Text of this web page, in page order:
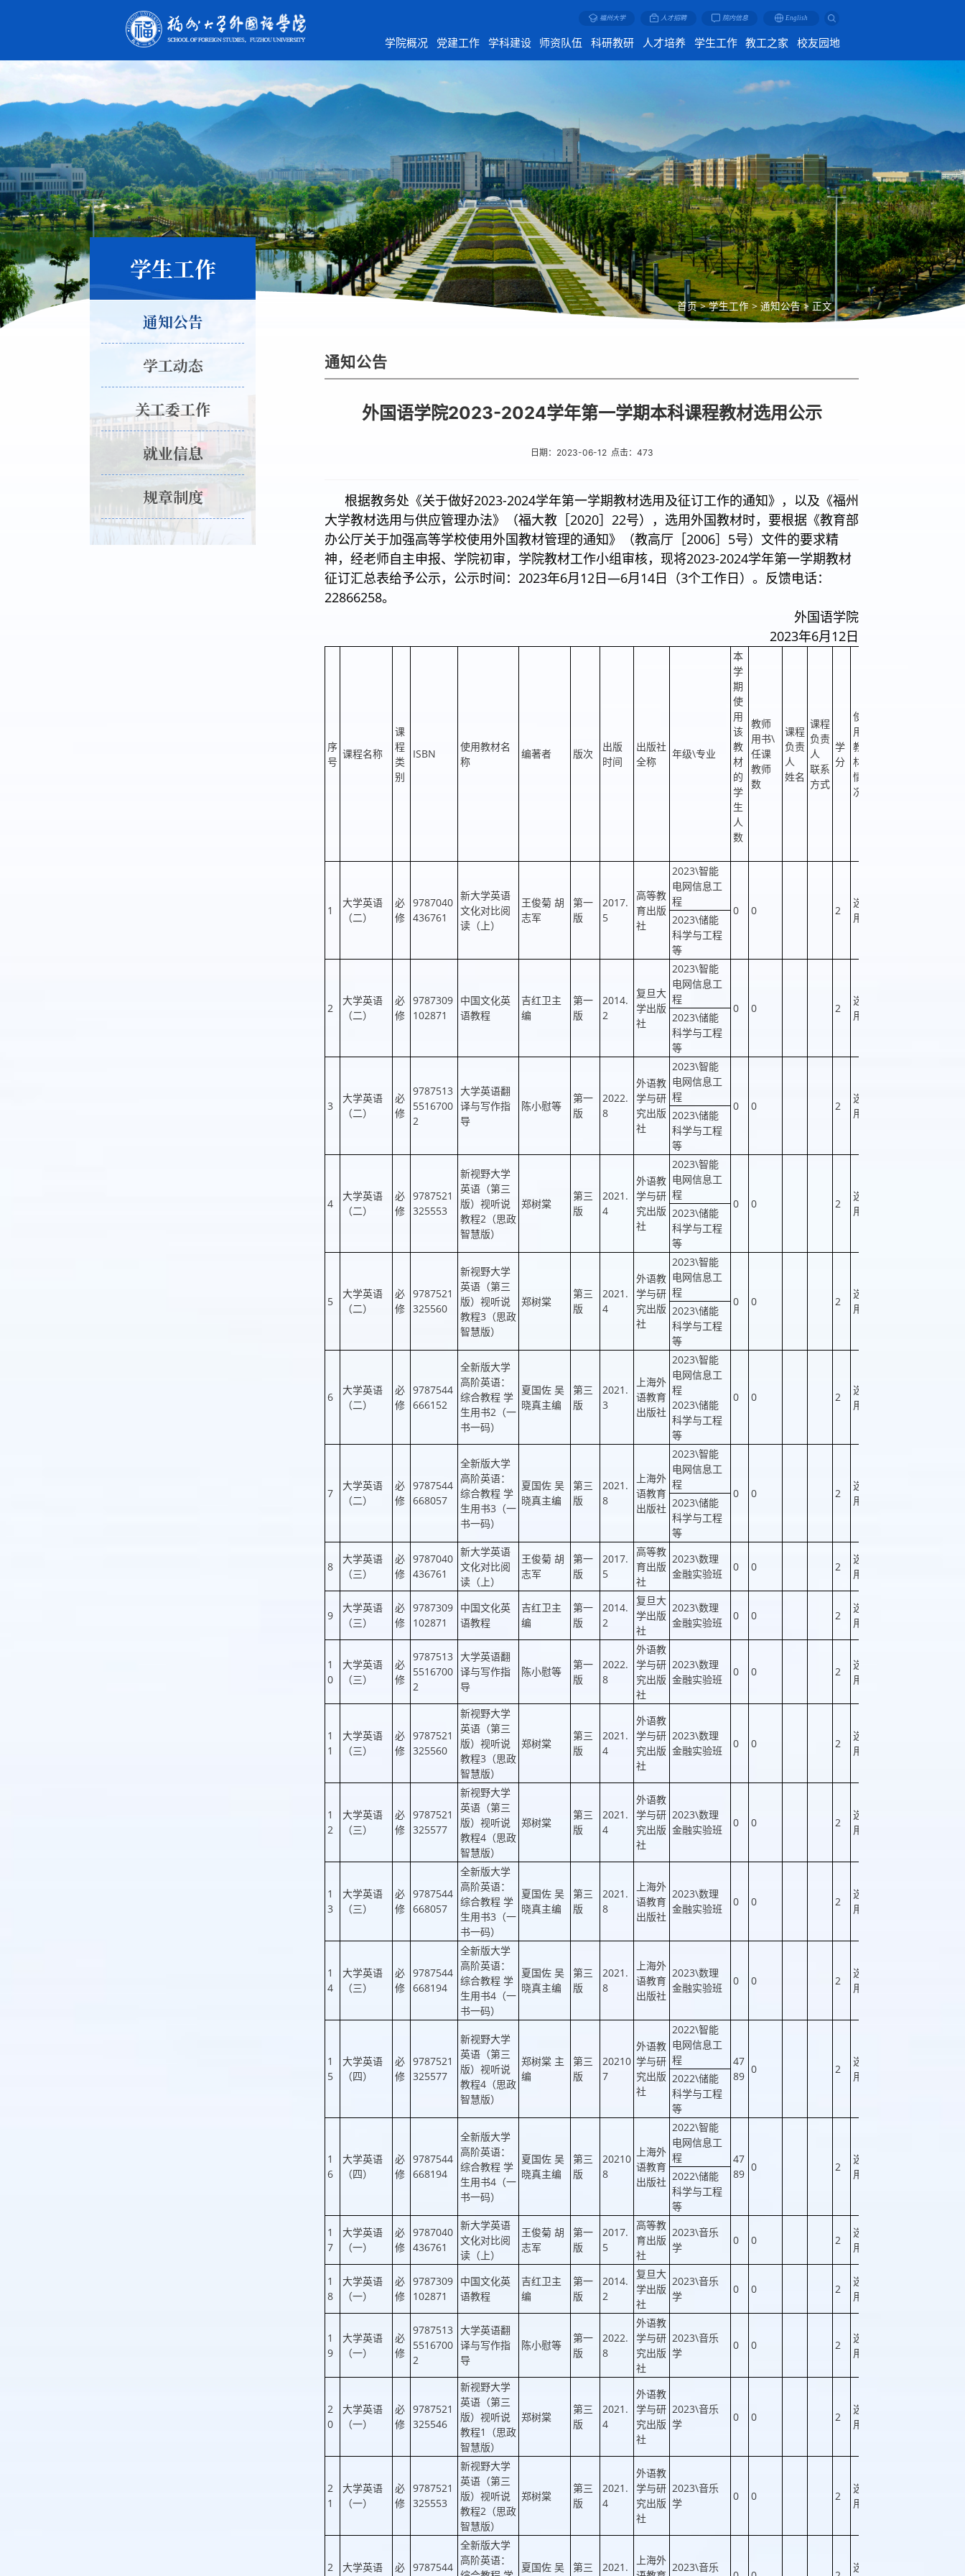
福州大学 人才招聘 院内信息 English
学院概况 党建工作 学科建设 师资队伍 科研教研 人才培养 学生工作 教工之家 校友园地
首页>学生工作>通知公告>正文
学生工作
通知公告
学工动态
关工委工作
就业信息
规章制度
通知公告
外国语学院2023-2024学年第一学期本科课程教材选用公示
日期：2023-06-12 点击： 473
根据教务处《关于做好2023-2024学年第一学期教材选用及征订工作的通知》，以及《福州
大学教材选用与供应管理办法》（福大教［2020］22号），选用外国教材时，要根据《教育部
办公厅关于加强高等学校使用外国教材管理的通知》（教高厅［2006］5号）文件的要求精
神，经老师自主申报、学院初审，学院教材工作小组审核，现将2023-2024学年第一学期教材
征订汇总表给予公示，公示时间：2023年6月12日—6月14日（3个工作日）。反馈电话：
22866258。
外国语学院
2023年6月12日
序
号
课程名称
课
程
类
别
ISBN
使用教材名
称
编著者 版次
出版
时间
出版社
全称
年级\专业
本
学
期
使
用
该
教
材
的
学
生
人
数
教师
用书\
任课
教师
数
课程
负责
人
姓名
课程
负责
人
联系
方式
学
分
使
用
教
材
情
况
1
大学英语
（二）
必
修
9787040
436761
新大学英语
文化对比阅
读（上）
王俊菊 胡
志军
第一
版
2017.
5
高等教
育出版
社
2023\智能
电网信息工
程
0 0 2
选
用
2023\储能
科学与工程
等
2
大学英语
（二）
必
修
9787309
102871
中国文化英
语教程
吉红卫主
编
第一
版
2014.
2
复旦大
学出版
社
2023\智能
电网信息工
程
0 0 2
选
用
2023\储能
科学与工程
等
3
大学英语
（二）
必
修
9787513
5516700
2
大学英语翻
译与写作指
导
陈小慰等
第一
版
2022.
8
外语教
学与研
究出版
社
2023\智能
电网信息工
程
0 0 2
选
用
2023\储能
科学与工程
等
4
大学英语
（二）
必
修
9787521
325553
新视野大学
英语（第三
版）视听说
教程2（思政
智慧版）
郑树棠
第三
版
2021.
4
外语教
学与研
究出版
社
2023\智能
电网信息工
程
0 0 2
选
用
2023\储能
科学与工程
等
5
大学英语
（二）
必
修
9787521
325560
新视野大学
英语（第三
版）视听说
教程3（思政
智慧版）
郑树棠
第三
版
2021.
4
外语教
学与研
究出版
社
2023\智能
电网信息工
程
0 0 2
选
用
2023\储能
科学与工程
等
6
大学英语
（二）
必
修
9787544
666152
全新版大学
高阶英语：
综合教程 学
生用书2（一
书一码）
夏国佐 吴
晓真主编
第三
版
2021.
3
上海外
语教育
出版社
2023\智能
电网信息工
程
2023\储能
科学与工程
等
0 0 2
选
用
7
大学英语
（二）
必
修
9787544
668057
全新版大学
高阶英语：
综合教程 学
生用书3（一
书一码）
夏国佐 吴
晓真主编
第三
版
2021.
8
上海外
语教育
出版社
2023\智能
电网信息工
程
0 0 2
选
用
2023\储能
科学与工程
等
8
大学英语
（三）
必
修
9787040
436761
新大学英语
文化对比阅
读（上）
王俊菊 胡
志军
第一
版
2017.
5
高等教
育出版
社
2023\数理
金融实验班
0 0 2
选
用
9
大学英语
（三）
必
修
9787309
102871
中国文化英
语教程
吉红卫主
编
第一
版
2014.
2
复旦大
学出版
社
2023\数理
金融实验班
0 0 2
选
用
1
0
大学英语
（三）
必
修
9787513
5516700
2
大学英语翻
译与写作指
导
陈小慰等
第一
版
2022.
8
外语教
学与研
究出版
社
2023\数理
金融实验班
0 0 2
选
用
1
1
大学英语
（三）
必
修
9787521
325560
新视野大学
英语（第三
版）视听说
教程3（思政
智慧版）
郑树棠
第三
版
2021.
4
外语教
学与研
究出版
社
2023\数理
金融实验班
0 0 2
选
用
1
2
大学英语
（三）
必
修
9787521
325577
新视野大学
英语（第三
版）视听说
教程4（思政
智慧版）
郑树棠
第三
版
2021.
4
外语教
学与研
究出版
社
2023\数理
金融实验班
0 0 2
选
用
1
3
大学英语
（三）
必
修
9787544
668057
全新版大学
高阶英语：
综合教程 学
生用书3（一
书一码）
夏国佐 吴
晓真主编
第三
版
2021.
8
上海外
语教育
出版社
2023\数理
金融实验班
0 0 2
选
用
1
4
大学英语
（三）
必
修
9787544
668194
全新版大学
高阶英语：
综合教程 学
生用书4（一
书一码）
夏国佐 吴
晓真主编
第三
版
2021.
8
上海外
语教育
出版社
2023\数理
金融实验班
0 0 2
选
用
1
5
大学英语
（四）
必
修
9787521
325577
新视野大学
英语（第三
版）视听说
教程4（思政
智慧版）
郑树棠 主
编
第三
版
20210
7
外语教
学与研
究出版
社
2022\智能
电网信息工
程
47
89
0 2
选
用
2022\储能
科学与工程
等
1
6
大学英语
（四）
必
修
9787544
668194
全新版大学
高阶英语：
综合教程 学
生用书4（一
书一码）
夏国佐 吴
晓真主编
第三
版
20210
8
上海外
语教育
出版社
2022\智能
电网信息工
程
47
89
0 2
选
用
2022\储能
科学与工程
等
1
7
大学英语
（一）
必
修
9787040
436761
新大学英语
文化对比阅
读（上）
王俊菊 胡
志军
第一
版
2017.
5
高等教
育出版
社
2023\音乐
学
0 0 2
选
用
1
8
大学英语
（一）
必
修
9787309
102871
中国文化英
语教程
吉红卫主
编
第一
版
2014.
2
复旦大
学出版
社
2023\音乐
学
0 0 2
选
用
1
9
大学英语
（一）
必
修
9787513
5516700
2
大学英语翻
译与写作指
导
陈小慰等
第一
版
2022.
8
外语教
学与研
究出版
社
2023\音乐
学
0 0 2
选
用
2
0
大学英语
（一）
必
修
9787521
325546
新视野大学
英语（第三
版）视听说
教程1（思政
智慧版）
郑树棠
第三
版
2021.
4
外语教
学与研
究出版
社
2023\音乐
学
0 0 2
选
用
2
1
大学英语
（一）
必
修
9787521
325553
新视野大学
英语（第三
版）视听说
教程2（思政
智慧版）
郑树棠
第三
版
2021.
4
外语教
学与研
究出版
社
2023\音乐
学
0 0 2
选
用
2
大学英语
必 9787544
全新版大学
高阶英语：
夏国佐 吴
第三
2021.
上海外
2023\音乐
选